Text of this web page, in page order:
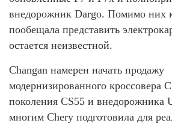
внедорожник Dargo. Помимо них
пообещала представить
остается неизвестной.
Changan намерен начать продажу
модернизированного кроссовера
поколения CS55 и внедорожника
многим Chery подготовила для